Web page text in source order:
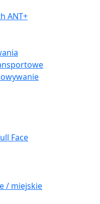
ANT+
Face
/ miejskie